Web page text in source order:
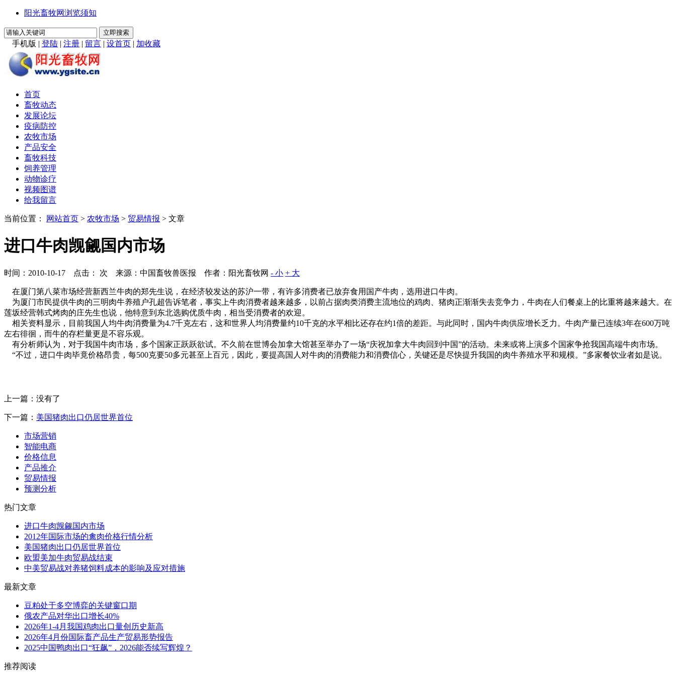
阳光畜牧网浏览须知
手机版 | 登陆 | 注册 | 留言 | 设首页 | 加收藏
首页
畜牧动态
发展论坛
疫病防控
农牧市场
产品安全
畜牧科技
饲养管理
动物诊疗
视频图谱
给我留言
当前位置： 网站首页 > 农牧市场 > 贸易情报 > 文章
进口牛肉觊觎国内市场
时间：2010-10-17 点击： 次 来源：中国畜牧兽医报 作者：阳光畜牧网 - 小 + 大
在厦门第八菜市场经营新西兰牛肉的郑先生说，在经济较发达的苏沪一带，有许多消费者已放弃食用国产牛肉，选用进口牛肉。
为厦门市民提供牛肉的三明肉牛养殖户孔超告诉笔者，事实上牛肉消费者越来越多，以前占据肉类消费主流地位的鸡肉、猪肉正渐渐失去竞争力，牛肉在人们餐桌上的比重将越来越大。在
莲坂经营韩式烤肉的庄先生也说，他特意到东北选购优质牛肉，相当受消费者的欢迎。
相关资料显示，目前我国人均牛肉消费量为4.7千克左右，这和世界人均消费量约10千克的水平相比还存在约1倍的差距。与此同时，国内牛肉供应增长乏力。牛肉产量已连续3年在600万吨
左右徘徊，而牛的存栏量更是不容乐观。
有分析师认为，对于我国牛肉市场，多个国家正跃跃欲试。不久前在世博会加拿大馆甚至举办了一场“庆祝加拿大牛肉回到中国”的活动。未来或将上演多个国家争抢我国高端牛肉市场。
“不过，进口牛肉毕竟价格昂贵，每500克要50多元甚至上百元，因此，要提高国人对牛肉的消费能力和消费信心，关键还是尽快提升我国的肉牛养殖水平和规模。”多家餐饮业者如是说。
上一篇：没有了
下一篇： 美国猪肉出口仍居世界首位
市场营销
智能电商
价格信息
产品推介
贸易情报
预测分析
热门文章
进口牛肉觊觎国内市场
2012年国际市场的禽肉价格行情分析
美国猪肉出口仍居世界首位
欧盟美加牛肉贸易战结束
中美贸易战对养猪饲料成本的影响及应对措施
最新文章
豆粕处于多空博弈的关键窗口期
俄农产品对华出口增长40%
2026年1-4月我国鸡肉出口量创历史新高
2026年4月份国际畜产品生产贸易形势报告
2025中国鸭肉出口“狂飙”，2026能否续写辉煌？
推荐阅读